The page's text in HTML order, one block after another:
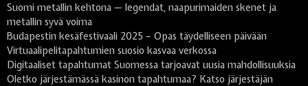
Suomi metallin kehtona — legendat, naapurimaiden skenet ja
metallin syvä voima
Budapestin kesäfestivaali 2025 – Opas täydelliseen päivään
Virtuaalipelitapahtumien suosio kasvaa verkossa
Digitaaliset tapahtumat Suomessa tarjoavat uusia mahdollisuuksia
Oletko järjestämässä kasinon tapahtumaa? Katso järjestäjän